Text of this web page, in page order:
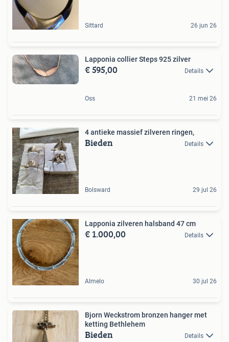
Sittard 26 jun 26
Lapponia collier Steps 925 zilver
€ 595,00 Details
Oss 21 mei 26
4 antieke massief zilveren ringen,
Bieden Details
Bolsward 29 jul 26
Lapponia zilveren halsband 47 cm
€ 1.000,00 Details
Almelo 30 jul 26
Bjorn Weckstrom bronzen hanger met
ketting Bethlehem
Bieden Details